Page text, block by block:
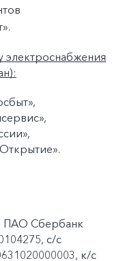
электроснабжения
ПАО Сбербанк
с/с
к/c